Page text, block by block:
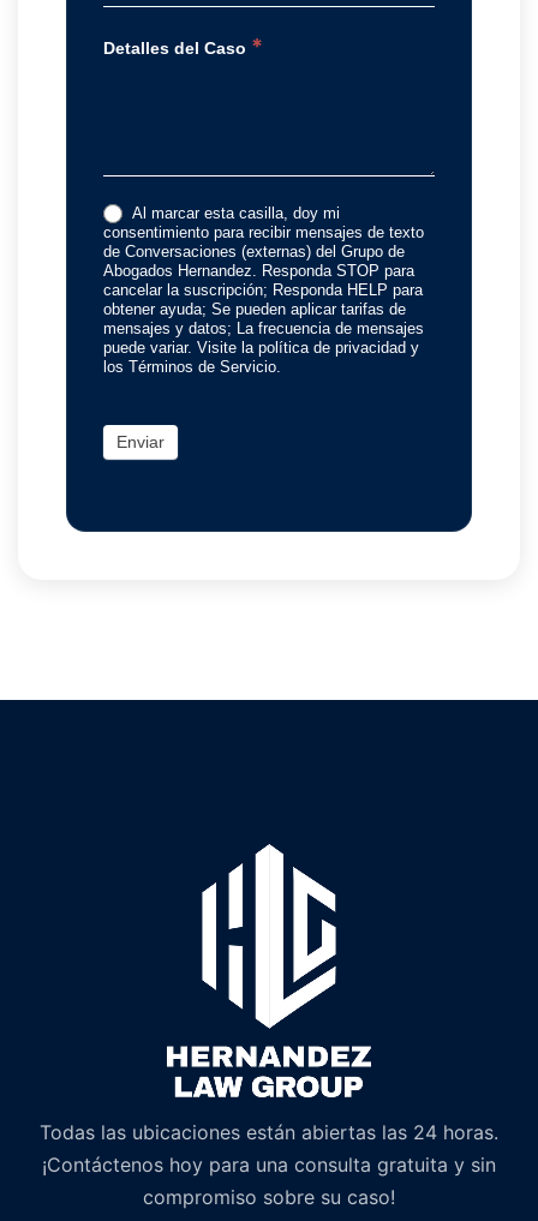
Detalles del Caso *
Al marcar esta casilla, doy mi
consentimiento para recibir mensajes de texto
de Conversaciones (externas) del Grupo de
Abogados Hernandez. Responda STOP para
cancelar la suscripción; Responda HELP para
obtener ayuda; Se pueden aplicar tarifas de
mensajes y datos; La frecuencia de mensajes
puede variar. Visite la política de privacidad y
los Términos de Servicio.
Enviar
Todas las ubicaciones están abiertas las 24 horas.
¡Contáctenos hoy para una consulta gratuita y sin
compromiso sobre su caso!